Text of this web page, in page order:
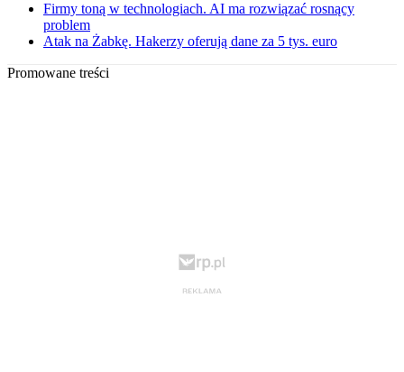
Firmy toną w technologiach. AI ma rozwiązać rosnący
problem
Atak na Żabkę. Hakerzy oferują dane za 5 tys. euro
Promowane treści